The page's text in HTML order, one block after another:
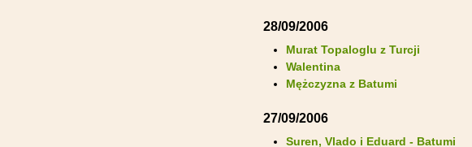
28/09/2006
Murat Topaloglu z Turcji
Walentina
Mężczyzna z Batumi
27/09/2006
Suren, Vlado i Eduard - Batumi